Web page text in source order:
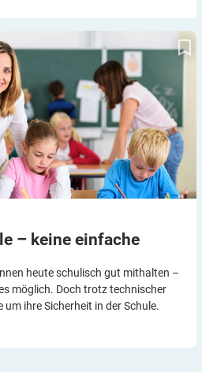
– keine einfache
heute schulisch gut mithalten –
möglich. Doch trotz technischer
ihre Sicherheit in der Schule.